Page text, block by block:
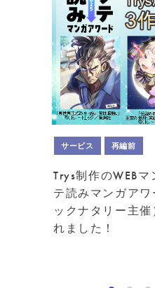
サービス 再編前
Trys制作のWEB
テ読みマンガア
ックナタリー主
れました！